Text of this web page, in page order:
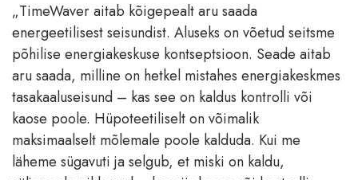
„TimeWaver aitab kõigepealt aru saada
energeetilisest seisundist. Aluseks on võetud seitsme
põhilise energiakeskuse kontseptsioon. Seade aitab
aru saada, milline on hetkel mistahes energiakeskmes
tasakaaluseisund – kas see on kaldus kontrolli või
kaose poole. Hüpoteetiliselt on võimalik
maksimaalselt mõlemale poole kalduda. Kui me
läheme sügavuti ja selgub, et miski on kaldu,